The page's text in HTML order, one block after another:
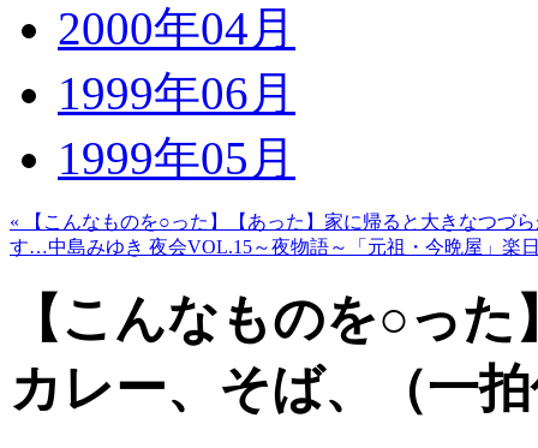
2000年04月
1999年06月
1999年05月
« 【こんなものを○った】【あった】家に帰ると大きなつづ
す…中島みゆき 夜会VOL.15～夜物語～「元祖・今晩屋」楽
【こんなものを○っ
カレー、そば、（一